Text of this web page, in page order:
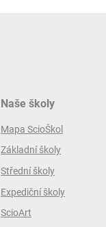
Naše školy
Mapa ScioŠkol
Základní školy
Střední školy
Expediční školy
ScioArt